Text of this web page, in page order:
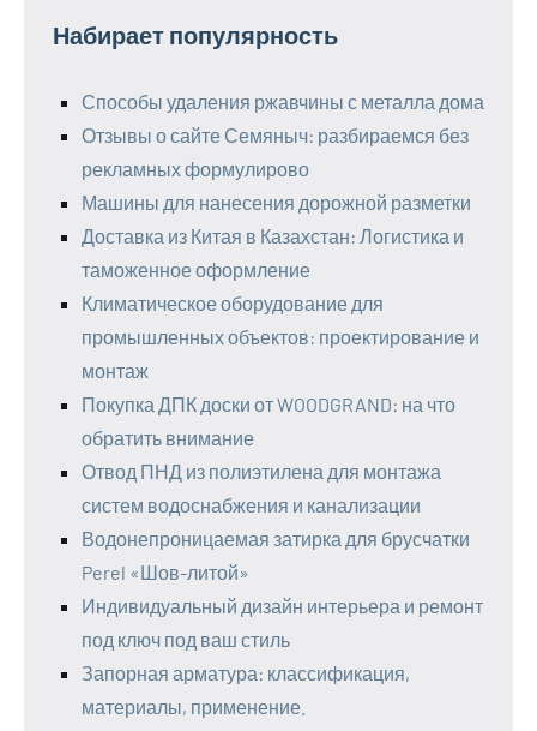
Набирает популярность
Способы удаления ржавчины с металла дома
Отзывы о сайте Семяныч: разбираемся без
рекламных формулирово
Машины для нанесения дорожной разметки
Доставка из Китая в Казахстан: Логистика и
таможенное оформление
Климатическое оборудование для
промышленных объектов: проектирование и
монтаж
Покупка ДПК доски от WOODGRAND: на что
обратить внимание
Отвод ПНД из полиэтилена для монтажа
систем водоснабжения и канализации
Водонепроницаемая затирка для брусчатки
Perel «Шов-литой»
Индивидуальный дизайн интерьера и ремонт
под ключ под ваш стиль
Запорная арматура: классификация,
материалы, применение.